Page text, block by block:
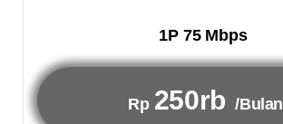
1P 75 Mbps
Rp 250rb /Bulan